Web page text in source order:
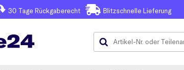
30 Tage Rückgaberecht Blitzschnelle Lieferung